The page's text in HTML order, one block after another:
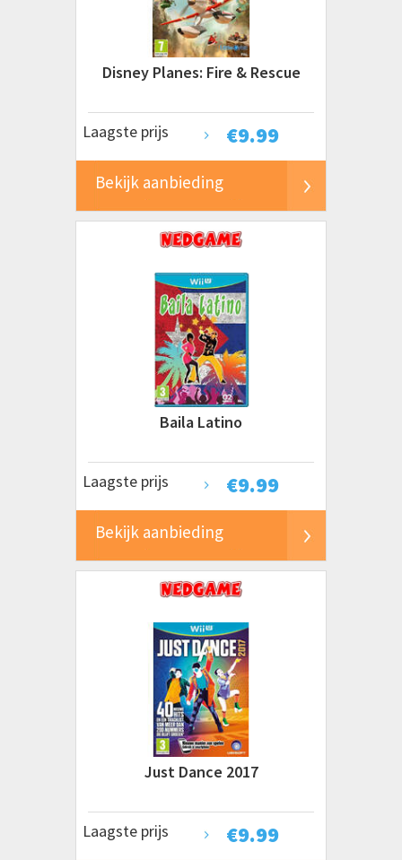
Disney Planes: Fire & Rescue
€9.99
Laagste prijs
Bekijk aanbieding
Baila Latino
€9.99
Laagste prijs
Bekijk aanbieding
Just Dance 2017
€9.99
Laagste prijs